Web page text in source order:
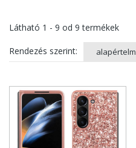
Látható 1 - 9 od 9 termékek
Rendezés szerint: